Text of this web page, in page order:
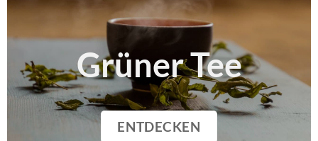
Grüner Tee
ENTDECKEN